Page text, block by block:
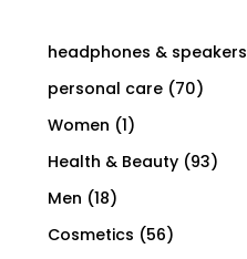
headphones & speakers
personal care (70)
Women (1)
Health & Beauty (93)
Men (18)
Cosmetics (56)